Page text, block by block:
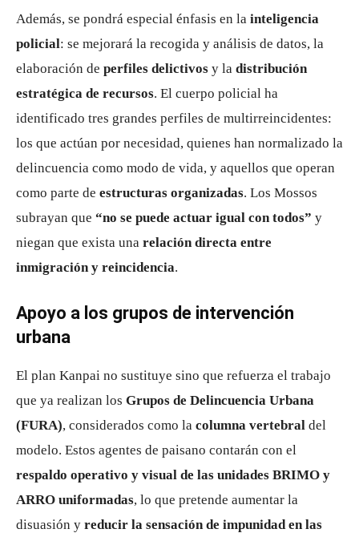
Además, se pondrá especial énfasis en la inteligencia
policial: se mejorará la recogida y análisis de datos, la
elaboración de perfiles delictivos y la distribución
estratégica de recursos. El cuerpo policial ha
identificado tres grandes perfiles de multirreincidentes:
los que actúan por necesidad, quienes han normalizado la
delincuencia como modo de vida, y aquellos que operan
como parte de estructuras organizadas. Los Mossos
subrayan que “no se puede actuar igual con todos” y
niegan que exista una relación directa entre
inmigración y reincidencia.
Apoyo a los grupos de intervención
urbana
El plan Kanpai no sustituye sino que refuerza el trabajo
que ya realizan los Grupos de Delincuencia Urbana
(FURA), considerados como la columna vertebral del
modelo. Estos agentes de paisano contarán con el
respaldo operativo y visual de las unidades BRIMO y
ARRO uniformadas, lo que pretende aumentar la
disuasión y reducir la sensación de impunidad en las